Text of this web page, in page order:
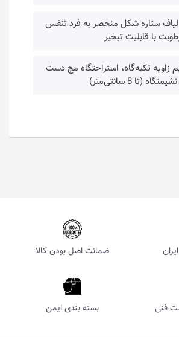
الیاف ستاره‌ شکل منحصر به فرد تنفس
با قابلیت تبخیر
زاویه تکیه‌گاه، استراحتگاه مچ دست
(تا 8 سانتی‌متر)
ضمانت اصل بودن کالا
فنی بسته بندی ایمن